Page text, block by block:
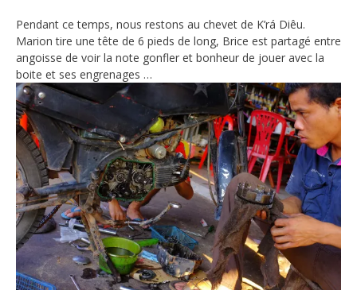
Pendant ce temps, nous restons au chevet de K’rá Diêu.
Marion tire une tête de 6 pieds de long, Brice est partagé entre
angoisse de voir la note gonfler et bonheur de jouer avec la
boite et ses engrenages …